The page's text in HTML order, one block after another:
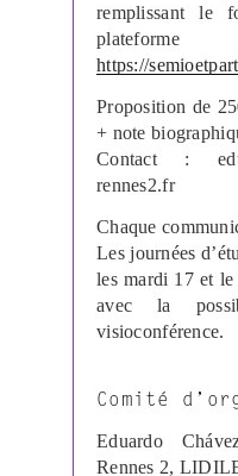
remplissant le
https://
Proposition de
+ note
Contact :
rennes2.fr
Chaque
Les journées
les mardi 17 et
avec la
visioconférence.
Comité
Eduardo
Rennes 2,